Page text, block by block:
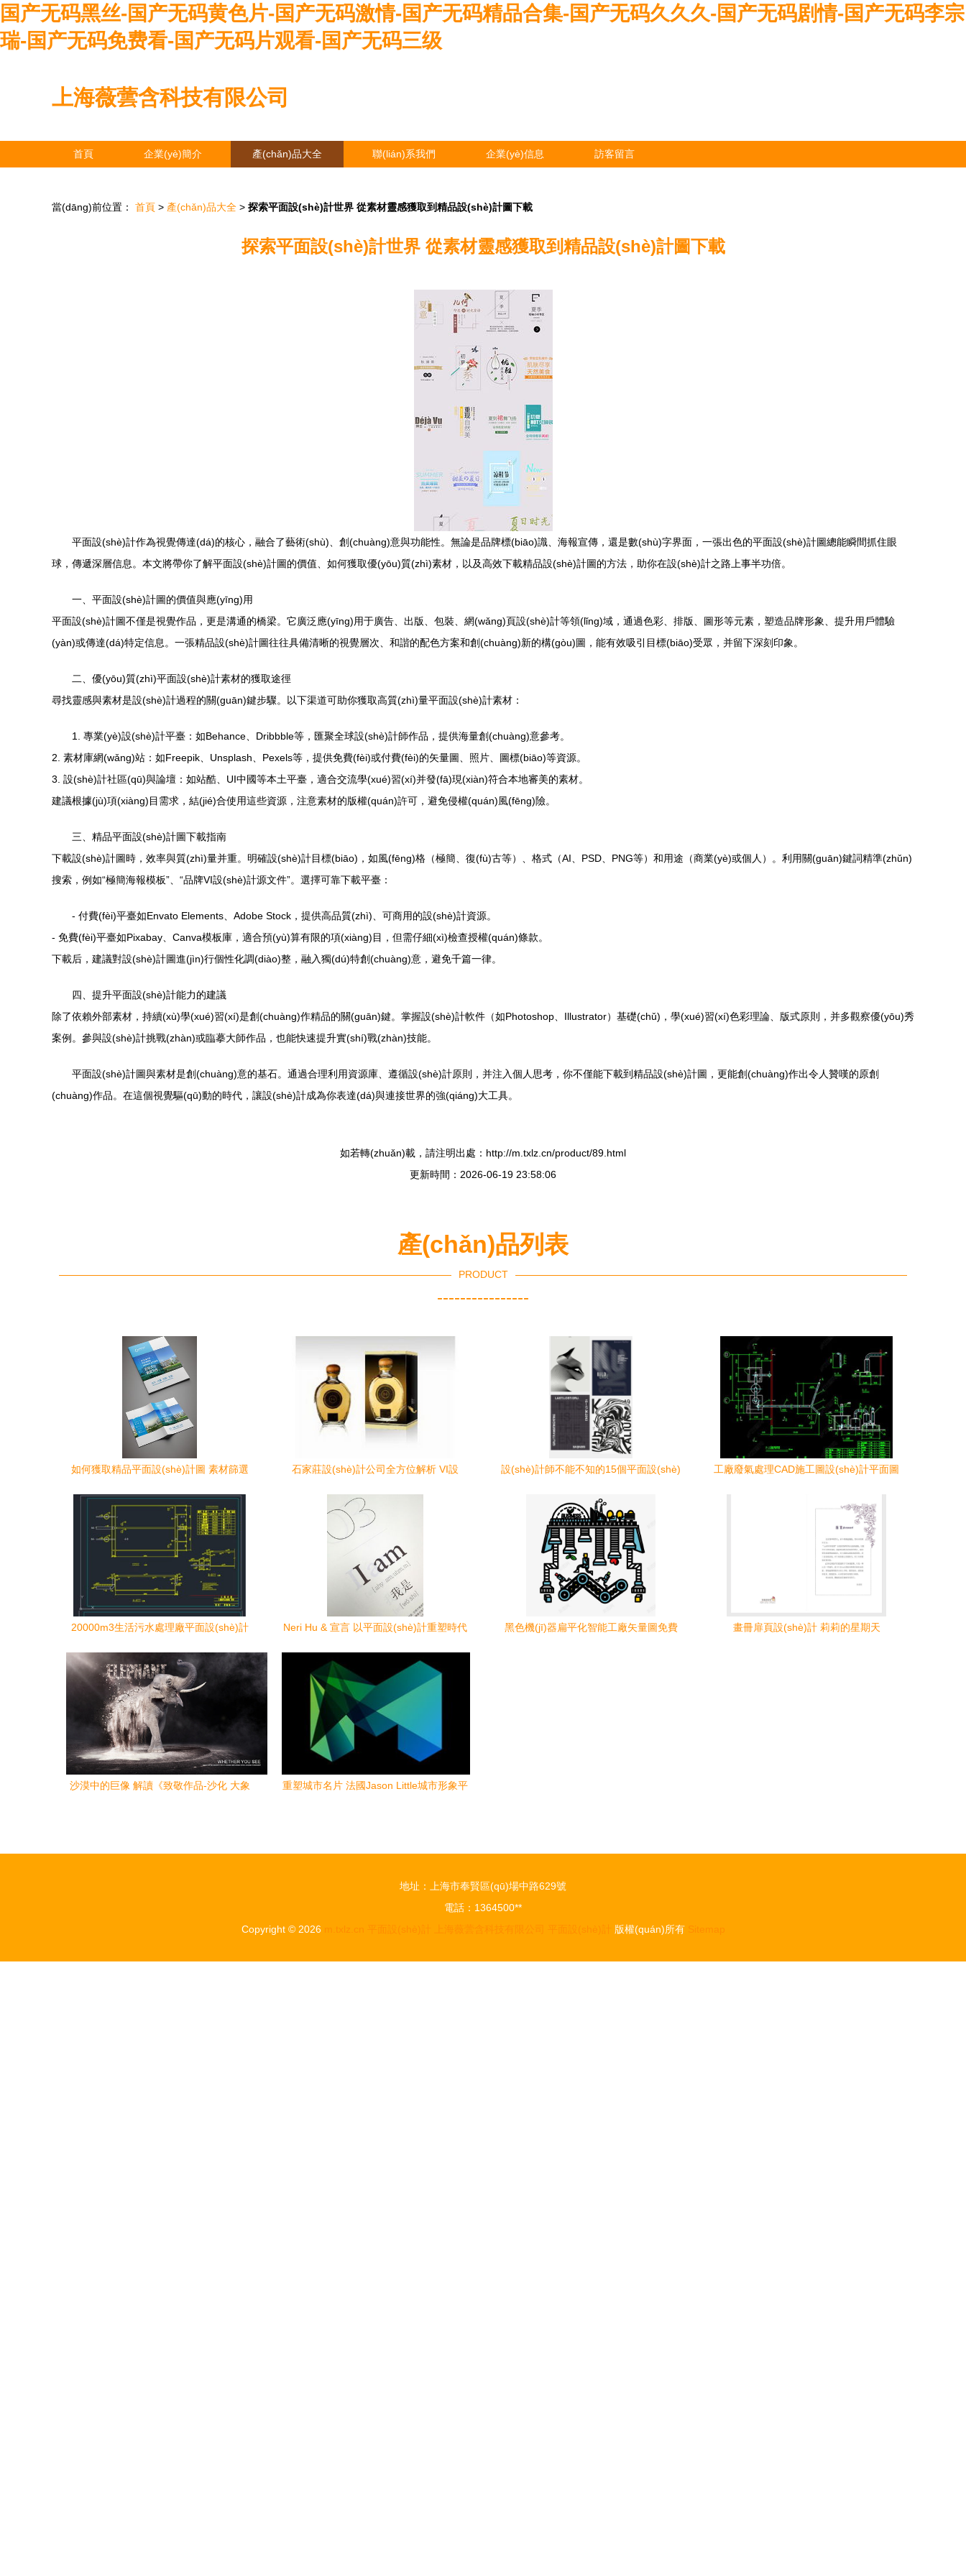
国产无码黑丝-国产无码黄色片-国产无码激情-国产无码精品合集-国产无码久久久-国产无码剧情-国产无码李宗
瑞-国产无码免费看-国产无码片观看-国产无码三级
上海薇蕓含科技有限公司
首頁 企業(yè)簡介 產(chǎn)品大全 聯(lián)系我們 企業(yè)信息 訪客留言
當(dāng)前位置： 首頁 > 產(chǎn)品大全 > 探索平面設(shè)計世界 從素材靈感獲取到精品設(shè)計圖下載
探索平面設(shè)計世界 從素材靈感獲取到精品設(shè)計圖下載
平面設(shè)計作為視覺傳達(dá)的核心，融合了藝術(shù)、創(chuàng)意與功能性。無論是品牌標(biāo)識、海報宣傳，還是數(shù)字界面，一張出色的平面設(shè)計圖總能瞬間抓住眼
球，傳遞深層信息。本文將帶你了解平面設(shè)計圖的價值、如何獲取優(yōu)質(zhì)素材，以及高效下載精品設(shè)計圖的方法，助你在設(shè)計之路上事半功倍。
一、平面設(shè)計圖的價值與應(yīng)用
平面設(shè)計圖不僅是視覺作品，更是溝通的橋梁。它廣泛應(yīng)用于廣告、出版、包裝、網(wǎng)頁設(shè)計等領(lǐng)域，通過色彩、排版、圖形等元素，塑造品牌形象、提升用戶體驗
(yàn)或傳達(dá)特定信息。一張精品設(shè)計圖往往具備清晰的視覺層次、和諧的配色方案和創(chuàng)新的構(gòu)圖，能有效吸引目標(biāo)受眾，并留下深刻印象。
二、優(yōu)質(zhì)平面設(shè)計素材的獲取途徑
尋找靈感與素材是設(shè)計過程的關(guān)鍵步驟。以下渠道可助你獲取高質(zhì)量平面設(shè)計素材：
1. 專業(yè)設(shè)計平臺：如Behance、Dribbble等，匯聚全球設(shè)計師作品，提供海量創(chuàng)意參考。
2. 素材庫網(wǎng)站：如Freepik、Unsplash、Pexels等，提供免費(fèi)或付費(fèi)的矢量圖、照片、圖標(biāo)等資源。
3. 設(shè)計社區(qū)與論壇：如站酷、UI中國等本土平臺，適合交流學(xué)習(xí)并發(fā)現(xiàn)符合本地審美的素材。
建議根據(jù)項(xiàng)目需求，結(jié)合使用這些資源，注意素材的版權(quán)許可，避免侵權(quán)風(fēng)險。
三、精品平面設(shè)計圖下載指南
下載設(shè)計圖時，效率與質(zhì)量并重。明確設(shè)計目標(biāo)，如風(fēng)格（極簡、復(fù)古等）、格式（AI、PSD、PNG等）和用途（商業(yè)或個人）。利用關(guān)鍵詞精準(zhǔn)
搜索，例如“極簡海報模板”、“品牌VI設(shè)計源文件”。選擇可靠下載平臺：
- 付費(fèi)平臺如Envato Elements、Adobe Stock，提供高品質(zhì)、可商用的設(shè)計資源。
- 免費(fèi)平臺如Pixabay、Canva模板庫，適合預(yù)算有限的項(xiàng)目，但需仔細(xì)檢查授權(quán)條款。
下載后，建議對設(shè)計圖進(jìn)行個性化調(diào)整，融入獨(dú)特創(chuàng)意，避免千篇一律。
四、提升平面設(shè)計能力的建議
除了依賴外部素材，持續(xù)學(xué)習(xí)是創(chuàng)作精品的關(guān)鍵。掌握設(shè)計軟件（如Photoshop、Illustrator）基礎(chǔ)，學(xué)習(xí)色彩理論、版式原則，并多觀察優(yōu)秀
案例。參與設(shè)計挑戰(zhàn)或臨摹大師作品，也能快速提升實(shí)戰(zhàn)技能。
平面設(shè)計圖與素材是創(chuàng)意的基石。通過合理利用資源庫、遵循設(shè)計原則，并注入個人思考，你不僅能下載到精品設(shè)計圖，更能創(chuàng)作出令人贊嘆的原創
(chuàng)作品。在這個視覺驅(qū)動的時代，讓設(shè)計成為你表達(dá)與連接世界的強(qiáng)大工具。
如若轉(zhuǎn)載，請注明出處：http://m.txlz.cn/product/89.html
更新時間：2026-06-19 23:58:06
產(chǎn)品列表
PRODUCT
----------------
如何獲取精品平面設(shè)計圖 素材篩選
石家莊設(shè)計公司全方位解析 VI設
的整合力量
設(shè)計師不能不知的15個平面設(shè)
工廠廢氣處理CAD施工圖設(shè)計平面圖
20000m3生活污水處理廠平面設(shè)計
Neri Hu & 宣言 以平面設(shè)計重塑時代
黑色機(jī)器扁平化智能工廠矢量圖免費
畫冊扉頁設(shè)計 莉莉的星期天
沙漠中的巨像 解讀《致敬作品-沙化 大象
重塑城市名片 法國Jason Little城市形象平
地址：上海市奉賢區(qū)場中路629號
電話：1364500**
Copyright © 2026 m.txlz.cn 平面設(shè)計 上海薇蕓含科技有限公司 平面設(shè)計 版權(quán)所有 Sitemap